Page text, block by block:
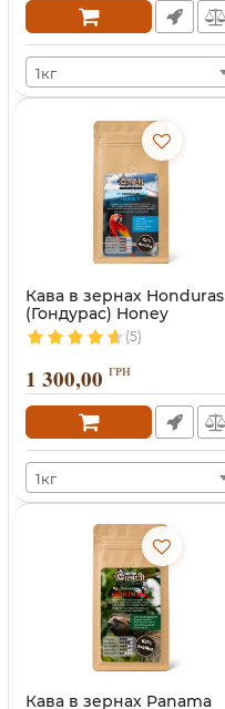
1кг
Кава в зернах Honduras
(Гондурас) Honey
(5)
1 300,00 ГРН
1кг
Кава в зернах Panama